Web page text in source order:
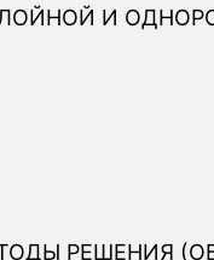
И
РЕШЕНИЯ